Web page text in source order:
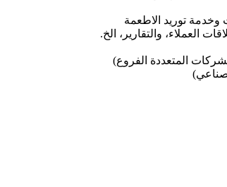
وخدمة توريد الاطعمة
العملاء، والتقارير، الخ.
المتعددة الفروع)